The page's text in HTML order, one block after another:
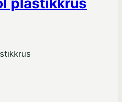
Mulighederne
varesiden
plastikkrus